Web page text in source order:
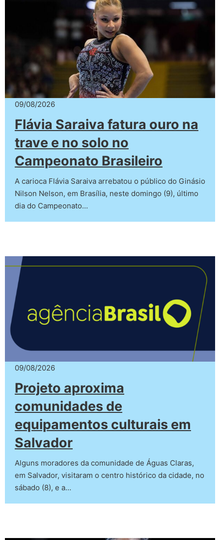
09/08/2026
Flávia Saraiva fatura ouro na
trave e no solo no
Campeonato Brasileiro
A carioca Flávia Saraiva arrebatou o público do Ginásio
Nilson Nelson, em Brasília, neste domingo (9), último
dia do Campeonato…
09/08/2026
Projeto aproxima
comunidades de
equipamentos culturais em
Salvador
Alguns moradores da comunidade de Águas Claras,
em Salvador, visitaram o centro histórico da cidade, no
sábado (8), e a…